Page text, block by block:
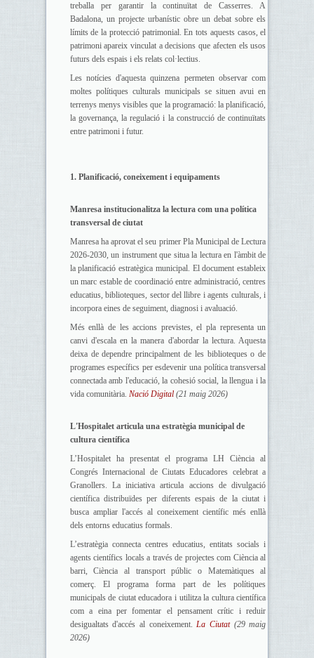
treballa per garantir la continuïtat de Casserres. A
Badalona, un projecte urbanístic obre un debat sobre els
límits de la protecció patrimonial. En tots aquests casos, el
patrimoni apareix vinculat a decisions que afecten els usos
futurs dels espais i els relats col·lectius.
Les notícies d'aquesta quinzena permeten observar com
moltes polítiques culturals municipals se situen avui en
terrenys menys visibles que la programació: la planificació,
la governança, la regulació i la construcció de continuïtats
entre patrimoni i futur.
1. Planificació, coneixement i equipaments
Manresa institucionalitza la lectura com una política
transversal de ciutat
Manresa ha aprovat el seu primer Pla Municipal de Lectura
2026-2030, un instrument que situa la lectura en l'àmbit de
la planificació estratègica municipal. El document estableix
un marc estable de coordinació entre administració, centres
educatius, biblioteques, sector del llibre i agents culturals, i
incorpora eines de seguiment, diagnosi i avaluació.
Més enllà de les accions previstes, el pla representa un
canvi d'escala en la manera d'abordar la lectura. Aquesta
deixa de dependre principalment de les biblioteques o de
programes específics per esdevenir una política transversal
connectada amb l'educació, la cohesió social, la llengua i la
vida comunitària. Nació Digital(21 maig 2026)
L'Hospitalet articula una estratègia municipal de
cultura científica
L’Hospitalet ha presentat el programa LH Ciència al
Congrés Internacional de Ciutats Educadores celebrat a
Granollers. La iniciativa articula accions de divulgació
científica distribuïdes per diferents espais de la ciutat i
busca ampliar l'accés al coneixement científic més enllà
dels entorns educatius formals.
L’estratègia connecta centres educatius, entitats socials i
agents científics locals a través de projectes com Ciència al
barri, Ciència al transport públic o Matemàtiques al
comerç. El programa forma part de les polítiques
municipals de ciutat educadora i utilitza la cultura científica
com a eina per fomentar el pensament crític i reduir
desigualtats d'accés al coneixement.La Ciutat(29 maig
2026)